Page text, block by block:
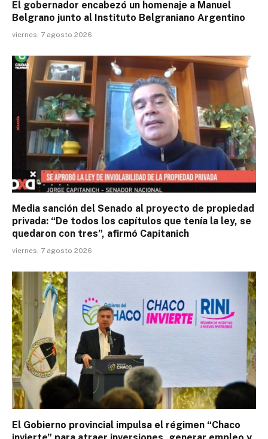
El gobernador encabezó un homenaje a Manuel
Belgrano junto al Instituto Belgraniano Argentino
viernes, 7 agosto 2026
Media sanción del Senado al proyecto de propiedad
privada: “De todos los capítulos que tenía la ley, se
quedaron con tres”, afirmó Capitanich
viernes, 7 agosto 2026
El Gobierno provincial impulsa el régimen “Chaco